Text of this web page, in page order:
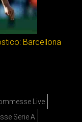
Barcellona
Live
Serie A